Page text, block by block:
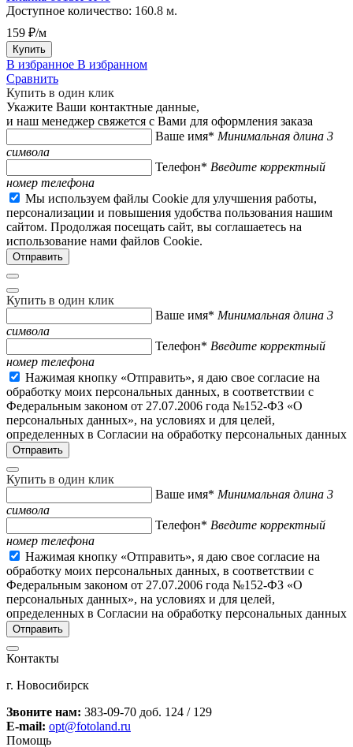
Доступное количество: 160.8 м.
159 ₽/м
Купить
В избранное В избранном
Сравнить
Купить в один клик
Укажите Ваши контактные данные,
и наш менеджер свяжется с Вами для оформления заказа
Ваше имя* Минимальная длина 3
символа
Телефон* Введите корректный
номер телефона
Мы используем файлы Cookie для улучшения работы,
персонализации и повышения удобства пользования нашим
сайтом. Продолжая посещать сайт, вы соглашаетесь на
использование нами файлов Cookie.
Купить в один клик
Ваше имя* Минимальная длина 3
символа
Телефон* Введите корректный
номер телефона
Нажимая кнопку «Отправить», я даю свое согласие на
обработку моих персональных данных, в соответствии с
Федеральным законом от 27.07.2006 года №152-ФЗ «О
персональных данных», на условиях и для целей,
определенных в Согласии на обработку персональных данных
Купить в один клик
Ваше имя* Минимальная длина 3
символа
Телефон* Введите корректный
номер телефона
Нажимая кнопку «Отправить», я даю свое согласие на
обработку моих персональных данных, в соответствии с
Федеральным законом от 27.07.2006 года №152-ФЗ «О
персональных данных», на условиях и для целей,
определенных в Согласии на обработку персональных данных
Контакты
г. Новосибирск
Звоните нам: 383-09-70 доб. 124 / 129
E-mail: opt@fotoland.ru
Помощь